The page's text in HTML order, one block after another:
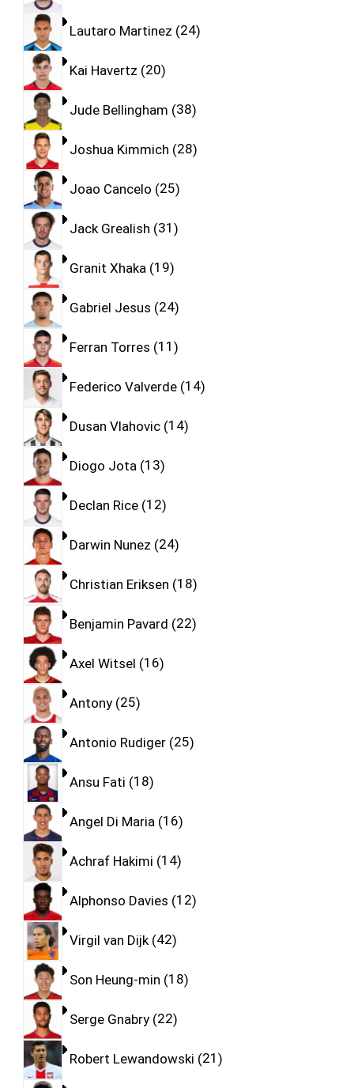
Lautaro Martinez 24
Kai Havertz 20
Jude Bellingham 38
Joshua Kimmich 28
Joao Cancelo 25
Jack Grealish 31
Granit Xhaka 19
Gabriel Jesus 24
Ferran Torres 11
Federico Valverde 14
Dusan Vlahovic 14
Diogo Jota 13
Declan Rice 12
Darwin Nunez 24
Christian Eriksen 18
Benjamin Pavard 22
Axel Witsel 16
Antony 25
Antonio Rudiger 25
Ansu Fati 18
Angel Di Maria 16
Achraf Hakimi 14
Alphonso Davies 12
Virgil van Dijk 42
Son Heung-min 18
Serge Gnabry 22
Robert Lewandowski 21